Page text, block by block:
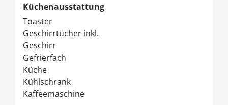
Küchenausstattung
Toaster
Geschirrtücher inkl.
Geschirr
Gefrierfach
Küche
Kühlschrank
Kaffeemaschine